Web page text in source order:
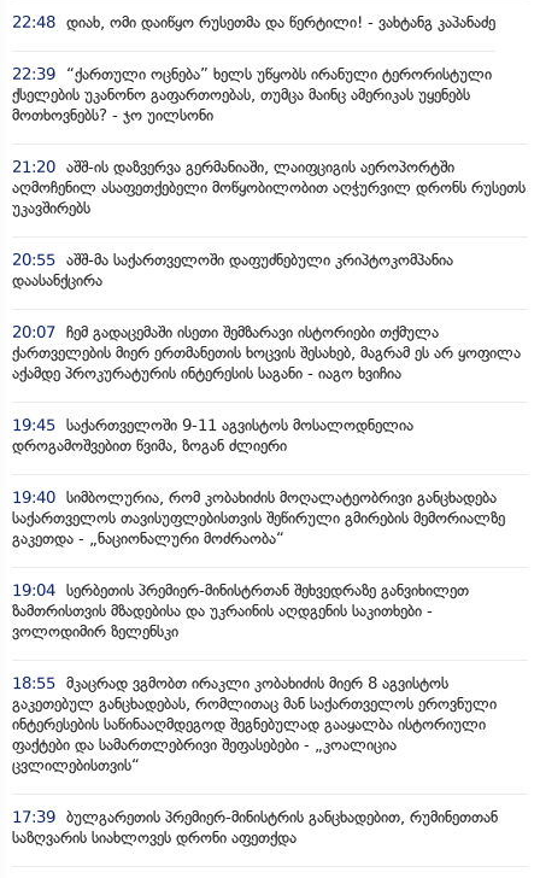
22:48 დიახ, ომი დაიწყო რუსეთმა და წერტილი! - ვახტანგ კაპანაძე
22:39
“ქართული ოცნება” ხელს უწყობს ირანული ტერორისტული
ქსელების უკანონო გაფართოებას, თუმცა მაინც ამერიკას უყენებს
მოთხოვნებს? - ჯო უილსონი
21:20 აშშ-ის დაზვერვა გერმანიაში, ლაიფციგის აეროპორტში
აღმოჩენილ ასაფეთქებელი მოწყობილობით აღჭურვილ დრონს რუსეთს
უკავშირებს
20:55 აშშ-მა საქართველოში დაფუძნებული კრიპტოკომპანია
დაასანქცირა
20:07 ჩემ გადაცემაში ისეთი შემზარავი ისტორიები თქმულა
ქართველების მიერ ერთმანეთის ხოცვის შესახებ, მაგრამ ეს არ ყოფილა
აქამდე პროკურატურის ინტერესის საგანი - იაგო ხვიჩია
19:45 საქართველოში 9-11 აგვისტოს მოსალოდნელია
დროგამოშვებით წვიმა, ზოგან ძლიერი
19:40 სიმბოლურია, რომ კობახიძის მოღალატეობრივი განცხადება
საქართველოს თავისუფლებისთვის შეწირული გმირების მემორიალზე
გაკეთდა - „ნაციონალური მოძრაობა“
19:04 სერბეთის პრემიერ-მინისტრთან შეხვედრაზე განვიხილეთ
ზამთრისთვის მზადებისა და უკრაინის აღდგენის საკითხები -
ვოლოდიმირ ზელენსკი
18:55 მკაცრად ვგმობთ ირაკლი კობახიძის მიერ 8 აგვისტოს
გაკეთებულ განცხადებას, რომლითაც მან საქართველოს ეროვნული
ინტერესების საწინააღმდეგოდ შეგნებულად გააყალბა ისტორიული
ფაქტები და სამართლებრივი შეფასებები - „კოალიცია
ცვლილებისთვის“
17:39 ბულგარეთის პრემიერ-მინისტრის განცხადებით, რუმინეთთან
საზღვარის სიახლოვეს დრონი აფეთქდა